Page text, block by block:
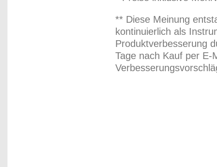
** Diese Meinung
kontinuierlich als
Produktverbesserung
Tage nach Kauf per E-